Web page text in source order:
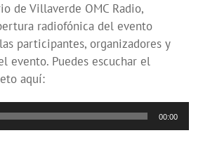
de Villaverde OMC Radio,
radiofónica del evento
participantes, organizadores y
evento. Puedes escuchar el
aquí:
00:00